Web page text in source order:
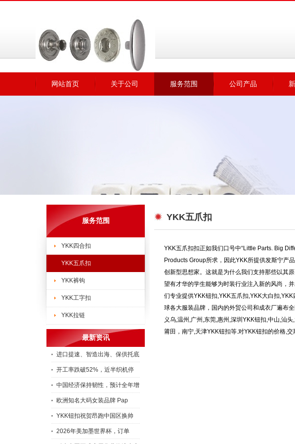
网站首页 关于公司 服务范围 公司产品
服务范围
YKK四合扣
YKK五爪扣
YKK裤钩
YKK工字扣
YKK拉链
最新资讯
进口提速、智造出海、保供托底
开工率跌破52%，近半织机停
中国经济保持韧性，预计全年增
欧洲知名大码女装品牌 Pap
YKK钮扣祝贺昂跑中国区换帅
2026年美加墨世界杯，订单
YKK五爪扣
YKK五爪扣扣正如我们口号中“Little Parts. Big
Products Group所求，因此YKK所提供发斯宁产
创新型思想家。这就是为什么我们支持那些以其
望有才华的学生能够为时装行业注入新的风尚，
们专业提供YKK钮扣,YKK五爪扣,YKK大白扣
球各大服装品牌，国内的外贸公司和成衣厂遍布
义乌,温州,广州,东莞,惠州,深圳YKK钮扣,中山,汕
莆田，南宁,天津YKK钮扣等.对YKK钮扣的价格,交